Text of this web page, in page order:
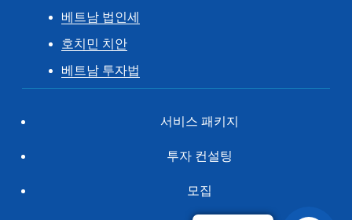
베트남 법인세
호치민 치안
베트남 투자법
서비스 패키지
투자 컨설팅
모집